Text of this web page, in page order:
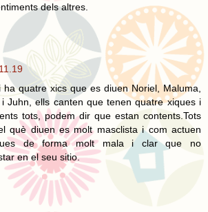
dels altres.
quatre xics que es diuen Noriel, Maluma,
Juhn, ells canten que tenen quatre xiques i
tots, podem dir que estan contents.Tots
què diuen es molt masclista i com actuen
de forma molt mala i clar que no
en el seu sitio.